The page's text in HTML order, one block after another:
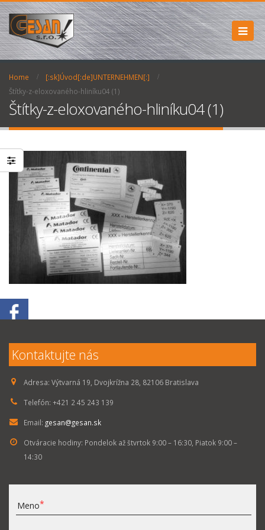
Home
[:sk]Úvod[:de]UNTERNEHMEN[:]
Štítky-z-eloxovaného-hliníku04 (1)
Štítky-z-eloxovaného-hliníku04 (1)
Kontaktujte nás
Adresa: Výtvarná 19, Dvojkrížna 28, 82106 Bratislava
Telefón: +421 2 45 243 139
Email: gesan@gesan.sk
Otváracie hodiny: Pondelok až štvrtok 9:00 – 16:30, Piatok 9:00 –
14:30
Meno